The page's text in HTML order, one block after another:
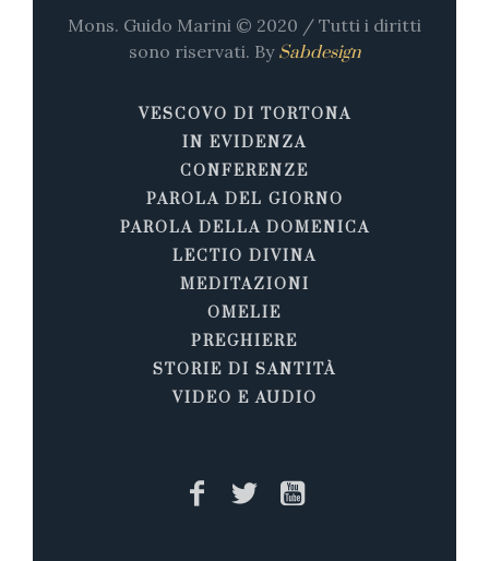
Mons. Guido Marini © 2020 / Tutti i diritti
sono riservati. By Sabdesign
VESCOVO DI TORTONA
IN EVIDENZA
CONFERENZE
PAROLA DEL GIORNO
PAROLA DELLA DOMENICA
LECTIO DIVINA
MEDITAZIONI
OMELIE
PREGHIERE
STORIE DI SANTITÀ
VIDEO E AUDIO